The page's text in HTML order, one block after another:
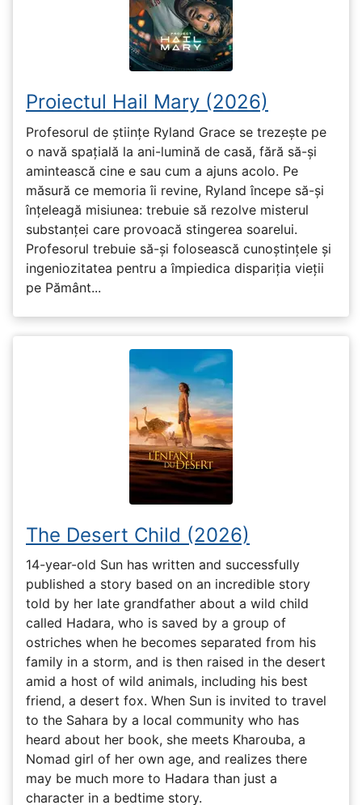
Proiectul Hail Mary (2026)
Profesorul de științe Ryland Grace se trezește pe
o navă spațială la ani-lumină de casă, fără să-și
amintească cine e sau cum a ajuns acolo. Pe
măsură ce memoria îi revine, Ryland începe să-și
înțeleagă misiunea: trebuie să rezolve misterul
substanței care provoacă stingerea soarelui.
Profesorul trebuie să-și folosească cunoștințele și
ingeniozitatea pentru a împiedica dispariția vieții
pe Pământ...
The Desert Child (2026)
14-year-old Sun has written and successfully
published a story based on an incredible story
told by her late grandfather about a wild child
called Hadara, who is saved by a group of
ostriches when he becomes separated from his
family in a storm, and is then raised in the desert
amid a host of wild animals, including his best
friend, a desert fox. When Sun is invited to travel
to the Sahara by a local community who has
heard about her book, she meets Kharouba, a
Nomad girl of her own age, and realizes there
may be much more to Hadara than just a
character in a bedtime story.